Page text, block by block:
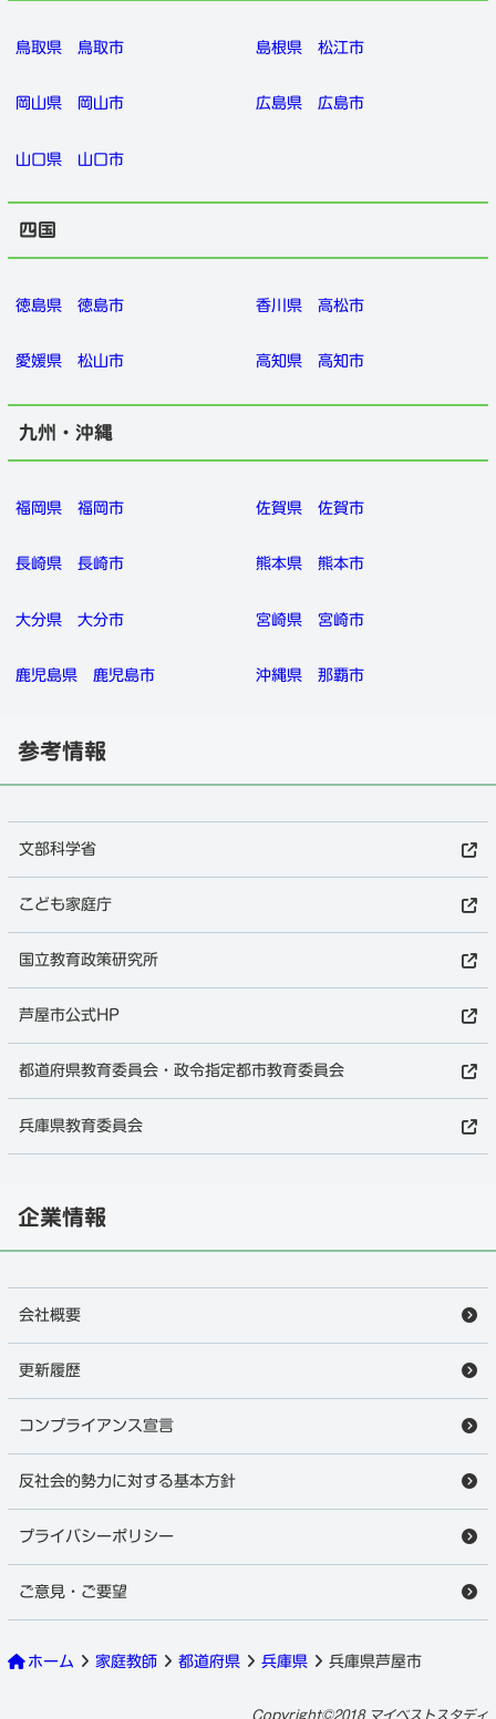
芦屋市の家庭教師
鳥取県 鳥取市 島根県 松江市
岡山県 岡山市 広島県 広島市
山口県 山口市
四国
徳島県 徳島市 香川県 高松市
愛媛県 松山市 高知県 高知市
九州・沖縄
福岡県 福岡市 佐賀県 佐賀市
長崎県 長崎市 熊本県 熊本市
大分県 大分市 宮崎県 宮崎市
鹿児島県 鹿児島市 沖縄県 那覇市
参考情報
文部科学省
こども家庭庁
国立教育政策研究所
芦屋市公式HP
都道府県教育委員会・政令指定都市教育委員会
兵庫県教育委員会
企業情報
会社概要
更新履歴
コンプライアンス宣言
反社会的勢力に対する基本方針
プライバシーポリシー
ご意見・ご要望
ホーム 家庭教師 都道府県 兵庫県 兵庫県芦屋市
Copyright©2018 マイベストスタディ